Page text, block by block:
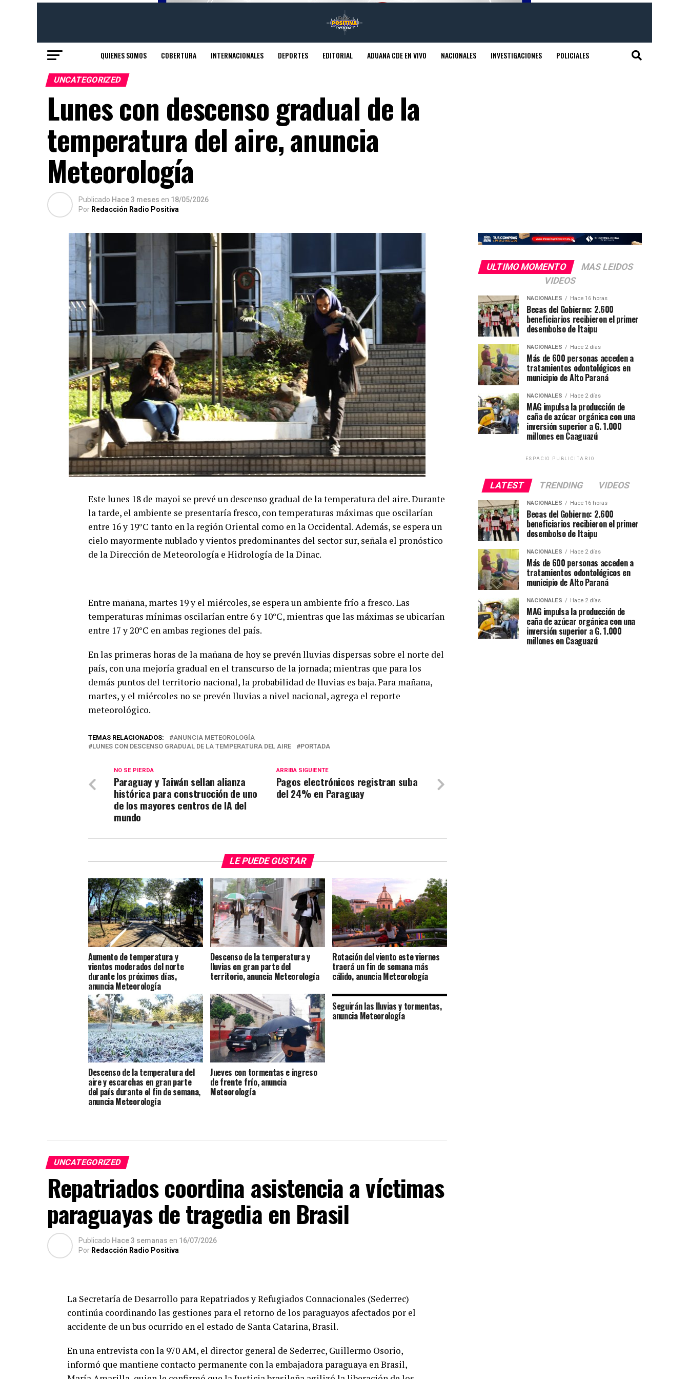
QUIENES SOMOS COBERTURA INTERNACIONALES DEPORTES EDITORIAL ADUANA CDE EN VIVO NACIONALES INVESTIGACIONES POLICIALES
UNCATEGORIZED
Lunes con descenso gradual de la
temperatura del aire, anuncia
Meteorología
Publicado Hace 3 meses en 18/05/2026
Por Redacción Radio Positiva
Este lunes 18 de mayoi se prevé un descenso gradual de la temperatura del aire. Durante
la tarde, el ambiente se presentaría fresco, con temperaturas máximas que oscilarían
entre 16 y 19°C tanto en la región Oriental como en la Occidental. Además, se espera un
cielo mayormente nublado y vientos predominantes del sector sur, señala el pronóstico
de la Dirección de Meteorología e Hidrología de la Dinac.
Entre mañana, martes 19 y el miércoles, se espera un ambiente frío a fresco. Las
temperaturas mínimas oscilarían entre 6 y 10°C, mientras que las máximas se ubicarían
entre 17 y 20°C en ambas regiones del país.
En las primeras horas de la mañana de hoy se prevén lluvias dispersas sobre el norte del
país, con una mejoría gradual en el transcurso de la jornada; mientras que para los
demás puntos del territorio nacional, la probabilidad de lluvias es baja. Para mañana,
martes, y el miércoles no se prevén lluvias a nivel nacional, agrega el reporte
meteorológico.
TEMAS RELACIONADOS:
ANUNCIA METEOROLOGÍA
LUNES CON DESCENSO GRADUAL DE LA TEMPERATURA DEL AIRE
PORTADA
ARRIBA SIGUIENTE
Pagos electrónicos registran suba
del 24% en Paraguay
NO SE PIERDA
Paraguay y Taiwán sellan alianza
histórica para construcción de uno
de los mayores centros de IA del
mundo
LE PUEDE GUSTAR
Aumento de temperatura y
vientos moderados del norte
durante los próximos días,
anuncia Meteorología
Descenso de la temperatura y
lluvias en gran parte del
territorio, anuncia Meteorología
Rotación del viento este viernes
traerá un fin de semana más
cálido, anuncia Meteorología
Descenso de la temperatura del
aire y escarchas en gran parte
del país durante el fin de semana,
anuncia Meteorología
Jueves con tormentas e ingreso
de frente frío, anuncia
Meteorología
Seguirán las lluvias y tormentas,
anuncia Meteorología
UNCATEGORIZED
Repatriados coordina asistencia a víctimas
paraguayas de tragedia en Brasil
Publicado Hace 3 semanas en 16/07/2026
Por Redacción Radio Positiva
La Secretaría de Desarrollo para Repatriados y Refugiados Connacionales (Sederrec)
continúa coordinando las gestiones para el retorno de los paraguayos afectados por el
accidente de un bus ocurrido en el estado de Santa Catarina, Brasil.
En una entrevista con la 970 AM, el director general de Sederrec, Guillermo Osorio,
informó que mantiene contacto permanente con la embajadora paraguaya en Brasil,
ULTIMO MOMENTO
MAS LEIDOS
VIDEOS
NACIONALES Hace 16 horas
Becas del Gobierno: 2.600
beneficiarios recibieron el primer
desembolso de Itaipu
NACIONALES Hace 2 días
Más de 600 personas acceden a
tratamientos odontológicos en
municipio de Alto Paraná
NACIONALES Hace 2 días
MAG impulsa la producción de
caña de azúcar orgánica con una
inversión superior a G. 1.000
millones en Caaguazú
ESPACIO PUBLICITARIO
LATEST TRENDING VIDEOS
NACIONALES Hace 16 horas
Becas del Gobierno: 2.600
beneficiarios recibieron el primer
desembolso de Itaipu
NACIONALES Hace 2 días
Más de 600 personas acceden a
tratamientos odontológicos en
municipio de Alto Paraná
NACIONALES Hace 2 días
MAG impulsa la producción de
caña de azúcar orgánica con una
inversión superior a G. 1.000
millones en Caaguazú